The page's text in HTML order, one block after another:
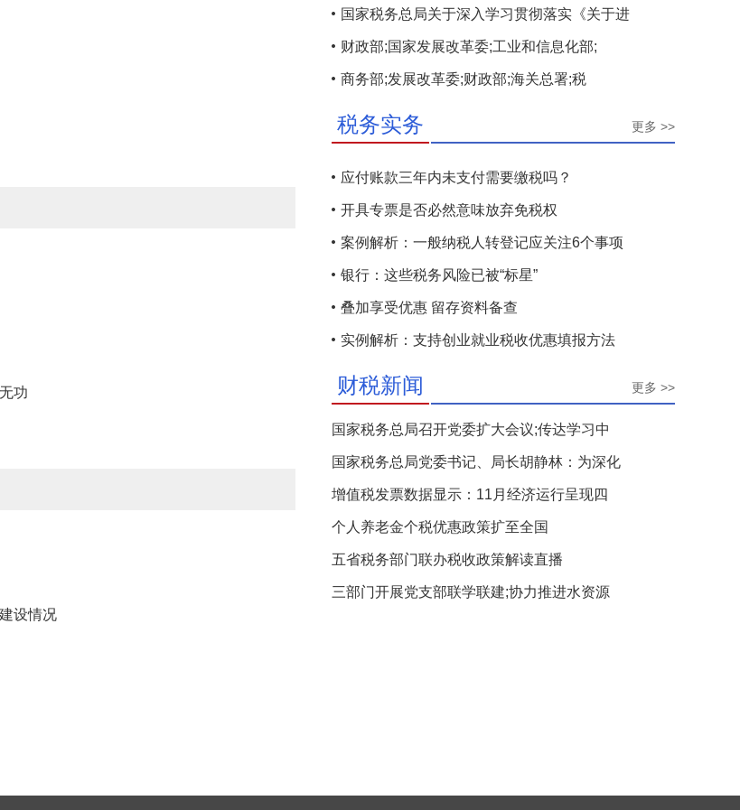
功
设情况
国家税务总局关于深入学习贯彻落实《关于进
财政部;国家发展改革委;工业和信息化部;
商务部;发展改革委;财政部;海关总署;税
税务实务 更多 >>
应付账款三年内未支付需要缴税吗？
开具专票是否必然意味放弃免税权
案例解析：一般纳税人转登记应关注6个事项
银行：这些税务风险已被“标星”
叠加享受优惠 留存资料备查
实例解析：支持创业就业税收优惠填报方法
财税新闻 更多 >>
国家税务总局召开党委扩大会议;传达学习中
国家税务总局党委书记、局长胡静林：为深化
增值税发票数据显示：11月经济运行呈现四
个人养老金个税优惠政策扩至全国
五省税务部门联办税收政策解读直播
三部门开展党支部联学联建;协力推进水资源